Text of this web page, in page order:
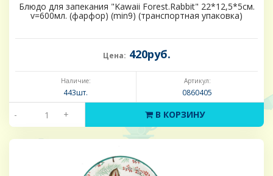
Блюдо для запекания "Kawaii Forest.Rabbit" 22*12,5*5см.
v=600мл. (фарфор) (min9) (транспортная упаковка)
Цена: 420руб.
Наличие:
443шт.
Артикул:
0860405
- + В КОРЗИНУ